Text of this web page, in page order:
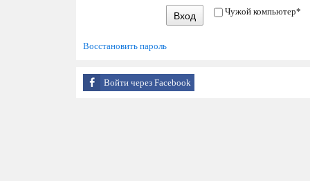
Вход Чужой компьютер*
Восстановить пароль
Войти через Facebook